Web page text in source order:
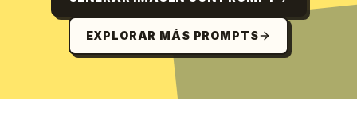
EXPLORAR MÁS PROMPTS